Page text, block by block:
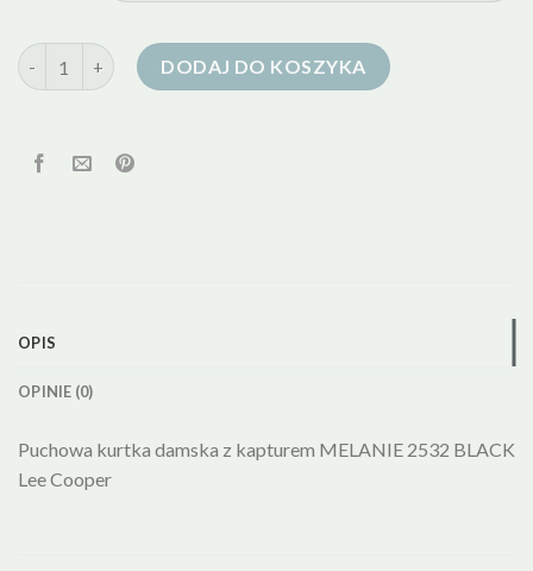
ilość kurtka puchowa pierzeDODAJ DO KOSZYKA
OPIS
OPINIE (0)
Puchowa kurtka damska z kapturem MELANIE 2532 BLACK
Lee Cooper